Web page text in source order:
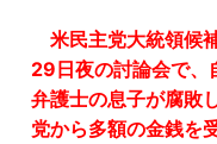
米民主党大統領候
29日夜の討論会で、
弁護士の息子が腐敗
党から多額の金銭を